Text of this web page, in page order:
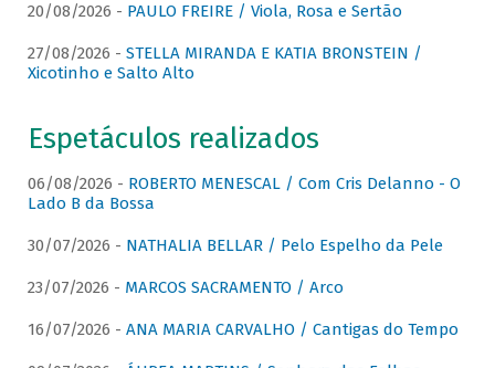
20/08/2026 - PAULO FREIRE / Viola, Rosa e Sertão
27/08/2026 - STELLA MIRANDA E KATIA BRONSTEIN /
Xicotinho e Salto Alto
Espetáculos realizados
06/08/2026 - ROBERTO MENESCAL / Com Cris Delanno - O
Lado B da Bossa
30/07/2026 - NATHALIA BELLAR / Pelo Espelho da Pele
23/07/2026 - MARCOS SACRAMENTO / Arco
16/07/2026 - ANA MARIA CARVALHO / Cantigas do Tempo